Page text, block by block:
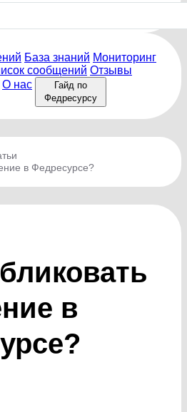
База знаний Мониторинг
сообщений Отзывы
О нас
Гайд по
Федресурсу
в Федресурсе?
в